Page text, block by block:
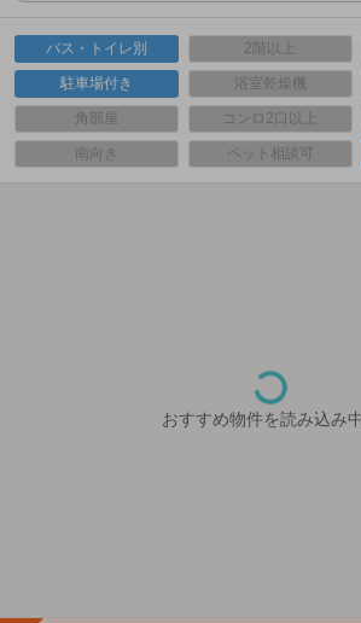
バス・トイレ別 2階以上
駐車場付き 浴室乾燥機
角部屋 コンロ2口以上
南向き ペット相談可
おすすめ物件を読み込み